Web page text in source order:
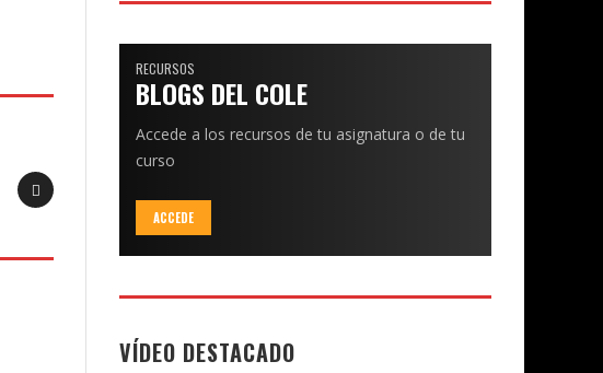
RECURSOS
BLOGS DEL COLE
Accede a los recursos de tu asignatura o de tu
curso
ACCEDE
VÍDEO DESTACADO